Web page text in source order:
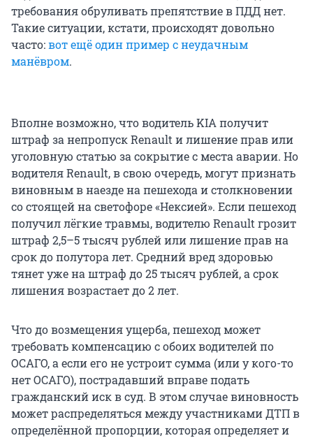
требования обруливать препятствие в ПДД нет.
Такие ситуации, кстати, происходят довольно
часто:вот ещё один пример с неудачным
манёвром.
Вполне возможно, что водитель KIA получит
штраф за непропуск Renault и лишение прав или
уголовную статью за сокрытие с места аварии. Но
водителя Renault, в свою очередь, могут признать
виновным в наезде на пешехода и столкновении
со стоящей на светофоре «Нексией». Если пешеход
получил лёгкие травмы, водителю Renault грозит
штраф 2,5–5 тысяч рублей или лишение прав на
срок до полутора лет. Средний вред здоровью
тянет уже на штраф до 25 тысяч рублей, а срок
лишения возрастает до 2 лет.
Что до возмещения ущерба, пешеход может
требовать компенсацию с обоих водителей по
ОСАГО, а если его не устроит сумма (или у кого-то
нет ОСАГО), пострадавший вправе подать
гражданский иск в суд. В этом случае виновность
может распределяться между участниками ДТП в
определённой пропорции, которая определяет и